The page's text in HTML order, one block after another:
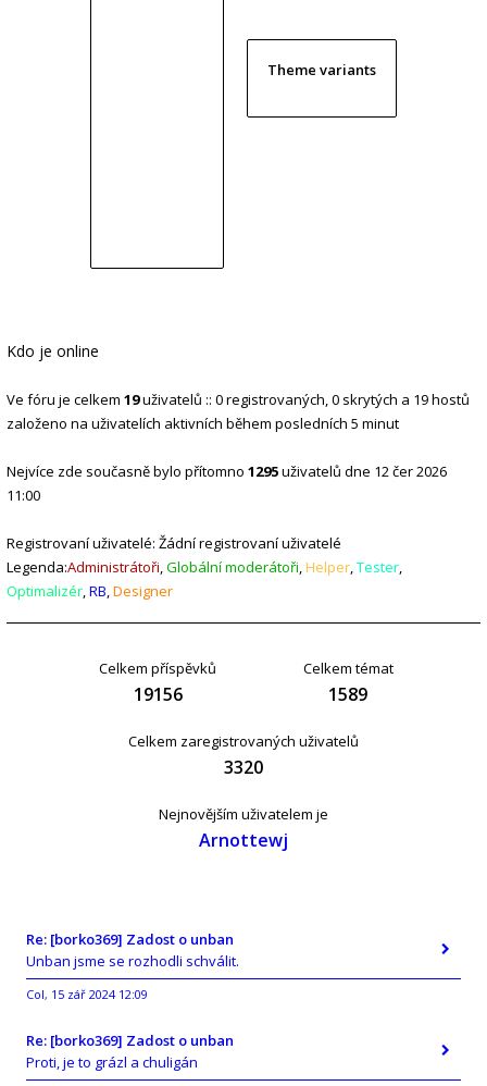
Theme variants
Kdo je online
Ve fóru je celkem 19uživatelů :: 0 registrovaných, 0 skrytých a 19 hostů
založeno na uživatelích aktivních během posledních 5 minut
Nejvíce zde současně bylo přítomno 1295uživatelů dne 12 čer 2026
11:00
Registrovaní uživatelé: Žádní registrovaní uživatelé
Legenda:Administrátoři,Globální moderátoři,Helper,Tester,
Optimalizér,RB,Designer
Celkem příspěvků
19156
Celkem témat
1589
Celkem zaregistrovaných uživatelů
3320
Nejnovějším uživatelem je
Arnottewj
Re: [borko369] Zadost o unban
Unban jsme se rozhodli schválit.
Col, 15 zář 2024 12:09
Re: [borko369] Zadost o unban
Proti, je to grázl a chuligán